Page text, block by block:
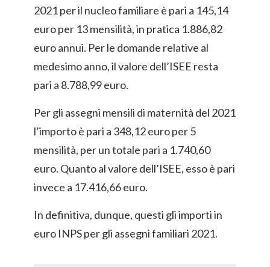
2021 per il nucleo familiare è pari a 145,14
euro per 13 mensilità, in pratica 1.886,82
euro annui. Per le domande relative al
medesimo anno, il valore dell’ISEE resta
pari a 8.788,99 euro.
Per gli assegni mensili di maternità del 2021
l’importo è pari a 348,12 euro per 5
mensilità, per un totale pari a 1.740,60
euro. Quanto al valore dell’ISEE, esso è pari
invece a 17.416,66 euro.
In definitiva, dunque, questi gli importi in
euro INPS per gli assegni familiari 2021.